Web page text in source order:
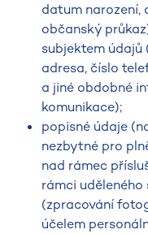
datum narození,
občanský
subjektem
adresa, číslo
a jiné obdobné
komunikace);
popisné údaje
nezbytné pro
nad rámec
rámci
(zpracování
účelem